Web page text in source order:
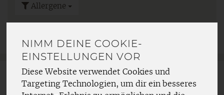
NIMM DEINE COOKIE-
EINSTELLUNGEN VOR
Diese Website verwendet Cookies und
Targeting Technologien, um dir ein besseres
Allergene